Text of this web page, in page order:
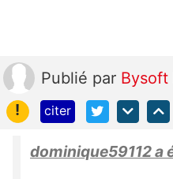
Publié par Bysoft
!
citer
dominique59112 a